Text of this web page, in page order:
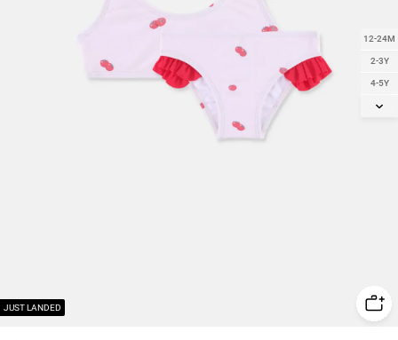
JUST LANDED
12-24M
2-3Y
4-5Y
6-7Y